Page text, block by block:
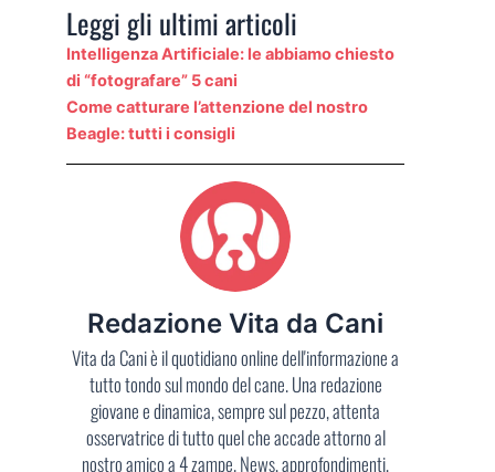
Leggi gli ultimi articoli
Intelligenza Artificiale: le abbiamo chiesto
di “fotografare” 5 cani
Come catturare l’attenzione del nostro
Beagle: tutti i consigli
Redazione Vita da Cani
Vita da Cani è il quotidiano online dell'informazione a
tutto tondo sul mondo del cane. Una redazione
giovane e dinamica, sempre sul pezzo, attenta
osservatrice di tutto quel che accade attorno al
nostro amico a 4 zampe. News, approfondimenti,